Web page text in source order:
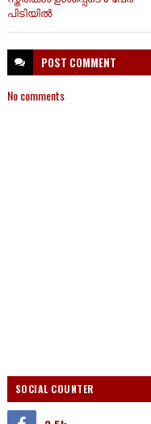
പിടിയില്‍
POST COMMENT
No comments
SOCIAL COUNTER